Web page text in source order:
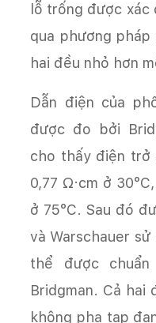
lỗ trống được xác
qua phương
hai đều nhỏ hơn
Dẫn điện của
được đo bởi
cho thấy điện trở
0,77 Ω·cm ở
ở 75°C. Sau đó
và Warschauer
thể được
Bridgman. Cả hai
không pha tạp